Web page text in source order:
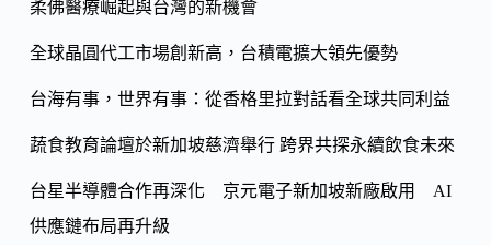
o
k
Li
n
k
柔佛醫療崛起與台灣的新機會
全球晶圓代工市場創新高，台積電擴大領先優勢
台海有事，世界有事：從香格里拉對話看全球共同利益
蔬食教育論壇於新加坡慈濟舉行 跨界共探永續飲食未來
台星半導體合作再深化 京元電子新加坡新廠啟用 AI
供應鏈布局再升級